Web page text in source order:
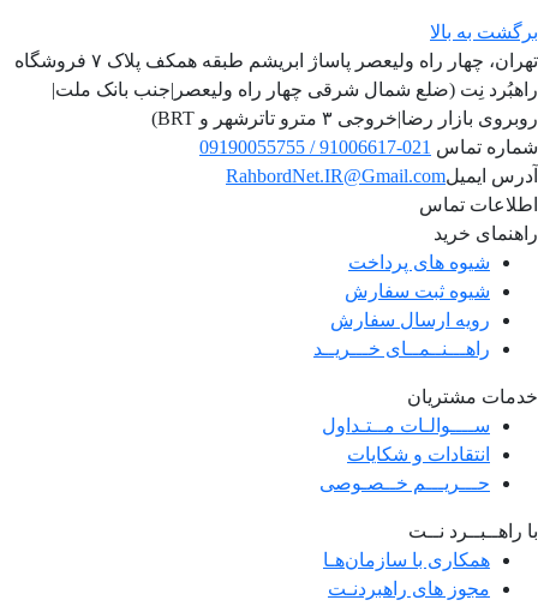
برگشت به بالا
تهران، چهار راه ولیعصر پاساژ ابریشم طبقه همکف پلاک ۷ فروشگاه
راهبُرد نِت (ضلع شمال شرقی چهار راه ولیعصر|جنب بانک ملت|
روبروی بازار رضا|خروجی ۳ مترو تاترشهر و BRT)‎‎
شماره تماس 021-91006617 / 09190055755
آدرس ایمیلRahbordNet.IR@Gmail.com
اطلاعات تماس
راهنمای خرید
شیوه های پرداخت
شیوه ثبت سفارش
رویه ارسال سفارش
راهـــنــمــای خـــریــد
خدمات مشتریان
ســــوالـات مــتـداول
انتقادات و شکایات
حـــریـــم خــصـوصی
با راهــبــرد نــت
همکاری با سازمان‌هـا
مجوز های راهبردنـت